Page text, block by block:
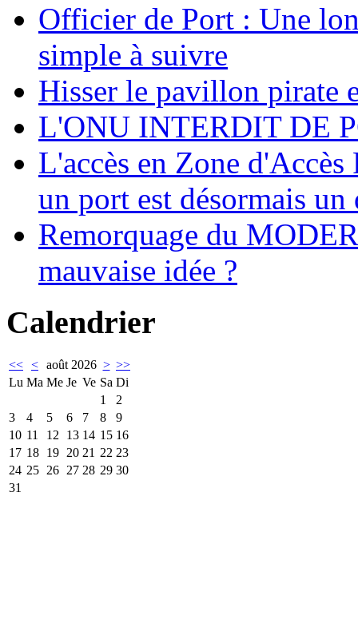
Officier de Port : Une
simple à suivre
Hisser le pavillon pirate
L'ONU INTERDIT DE
L'accès en Zone
un port est désormais un
Remorquage du
mauvaise idée ?
Calendrier
<< < août 2026 > >>
Lu Ma Me Je Ve Sa Di
1
2
3
4 5 6 7 8
9
10 11 12 13 14 15 16
17 18 19 20 21 22 23
24 25 26 27 28 29 30
31